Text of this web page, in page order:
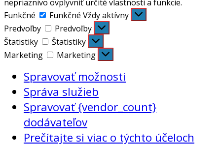
nepriaznivo ovplyvniť určité vlastnosti a funkcie.
Funkčné
Funkčné Vždy aktívny
Predvoľby
Predvoľby
Štatistiky
Štatistiky
Marketing
Marketing
Spravovať možnosti
Správa služieb
Spravovať {vendor_count}
dodávateľov
Prečítajte si viac o týchto účeloch